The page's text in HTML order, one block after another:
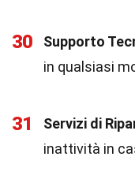
30 Supporto
in qualsiasi
31 Servizi di
inattività in